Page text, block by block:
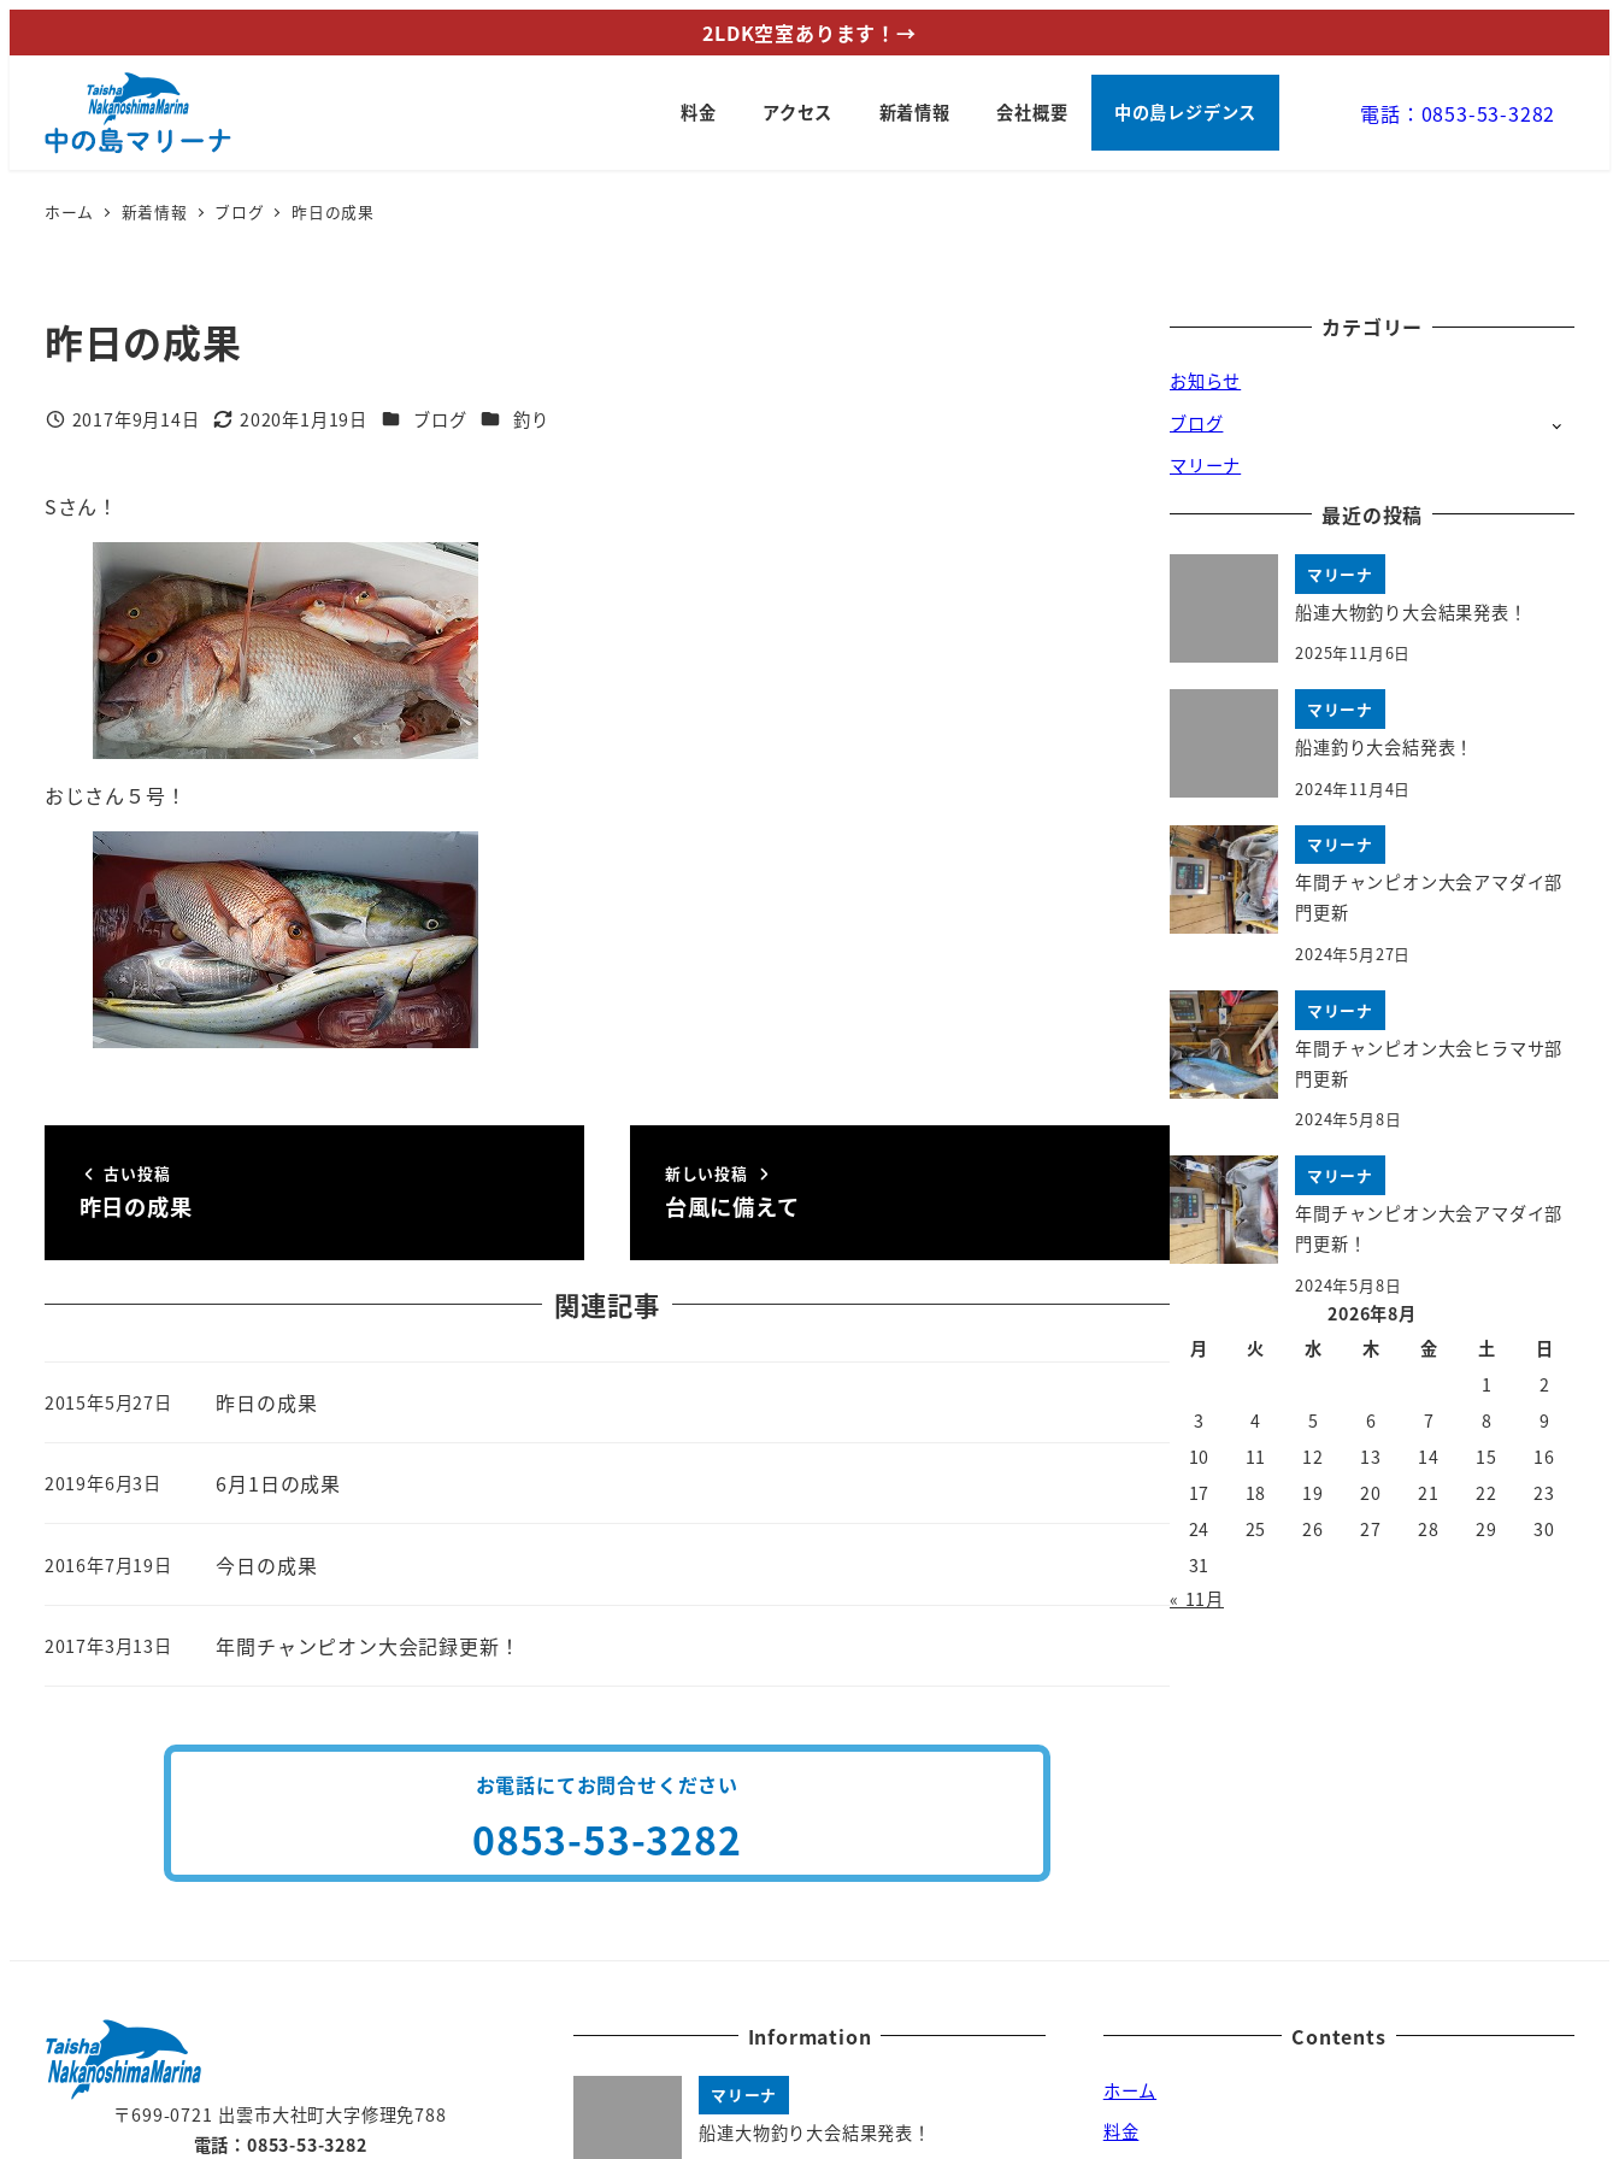
イ
2LDK空室あります！→
料金 アクセス 新着情報 会社概要 中の島レジデンス 電話：0853-53-3282
ホーム 新着情報 ブログ 昨日の成果
昨日の成果
投稿日
2017年9月14日
更新日
2020年1月19日 カテゴリー
ブログ カテゴリー
釣り
Sさん！
おじさん５号！
古い投稿
昨日の成果
新しい投稿
台風に備えて
関連記事
昨日の成果
投稿日
2015年5月27日
6月1日の成果
投稿日
2019年6月3日
今日の成果
投稿日
2016年7月19日
年間チャンピオン大会記録更新！
投稿日
2017年3月13日
お電話にてお問合せください
0853-53-3282
カテゴリー
お知らせ
ブログ
マリーナ
最近の投稿
マリーナ
船連大物釣り大会結果発表！
2025年11月6日
マリーナ
船連釣り大会結発表！
2024年11月4日
マリーナ
年間チャンピオン大会アマダイ部
門更新
2024年5月27日
マリーナ
年間チャンピオン大会ヒラマサ部
門更新
2024年5月8日
マリーナ
年間チャンピオン大会アマダイ部
門更新！
2024年5月8日
2026年8月
月
火 水 木 金 土
日
1
2
3
4 5 6 7 8
9
10
11 12 13 14 15
16
17
18 19 20 21 22
23
24
25 26 27 28 29
30
31
« 11月
〒699-0721 出雲市大社町大字修理免788
電話：0853-53-3282
Information
マリーナ
船連大物釣り大会結果発表！
Contents
ホーム
料金